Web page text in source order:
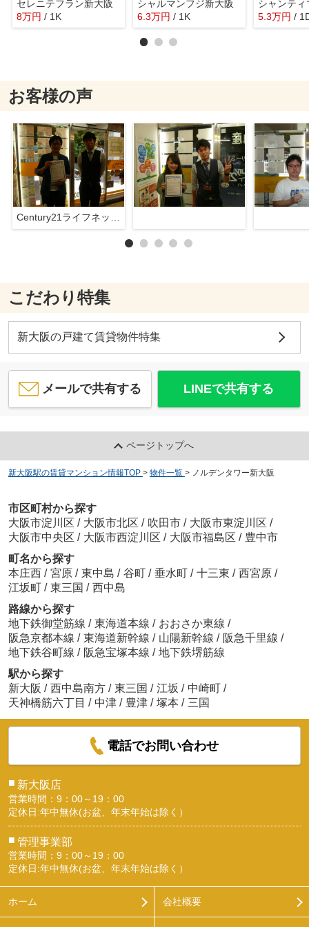
セレニテフラン新大阪
8万円 / 1K
シャルマンフジ新大阪
6.3万円 / 1K
シャンティ
5.3万円 /
お客様の声
こだわり特集
新大阪の戸建て賃貸物件特集
メールで共有する LINEで共有する
ページトップへ
新大阪駅の賃貸マンション情報TOP > 物件一覧 > ノルデンタワー新大阪
市区町村から探す
大阪市淀川区 / 大阪市北区 / 吹田市 / 大阪市東淀川区 /
大阪市中央区 / 大阪市西淀川区 / 大阪市福島区 / 豊中市
町名から探す
本庄西 / 宮原 / 東中島 / 谷町 / 垂水町 / 十三東 / 西宮原 /
江坂町 / 東三国 / 西中島
路線から探す
地下鉄御堂筋線 / 東海道本線 / おおさか東線 /
阪急京都本線 / 東海道新幹線 / 山陽新幹線 / 阪急千里線 /
地下鉄谷町線 / 阪急宝塚本線 / 地下鉄堺筋線
駅から探す
新大阪 / 西中島南方 / 東三国 / 江坂 / 中崎町 /
天神橋筋六丁目 / 中津 / 豊津 / 塚本 / 三国
電話でお問い合わせ
■ 新大阪店
営業時間：9：00～19：00
定休日:年中無休(お盆、年末年始は除く）
■ 管理事業部
営業時間：9：00～19：00
定休日:年中無休(お盆、年末年始は除く）
ホーム 会社概要